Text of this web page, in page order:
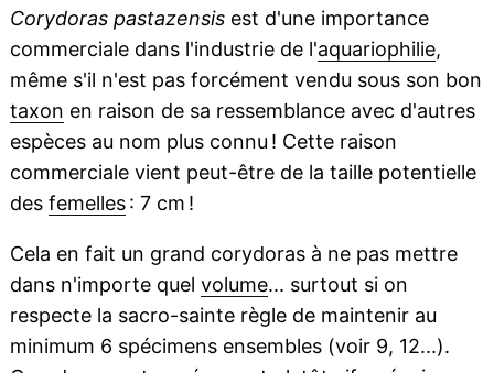
Corydoras pastazensisest d'une importance
commerciale dans l'industrie de l'aquariophilie,
même s'il n'est pas forcément vendu sous son bon
taxon en raison de sa ressemblance avec d'autres
espèces au nom plus connu ! Cette raison
commerciale vient peut-être de la taille potentielle
des femelles: 7 cm !
Cela en fait un grand corydoras à ne pas mettre
dans n'importe quel volume... surtout si on
respecte la sacro-sainte règle de maintenir au
minimum 6 spécimens ensembles (voir 9, 12...).